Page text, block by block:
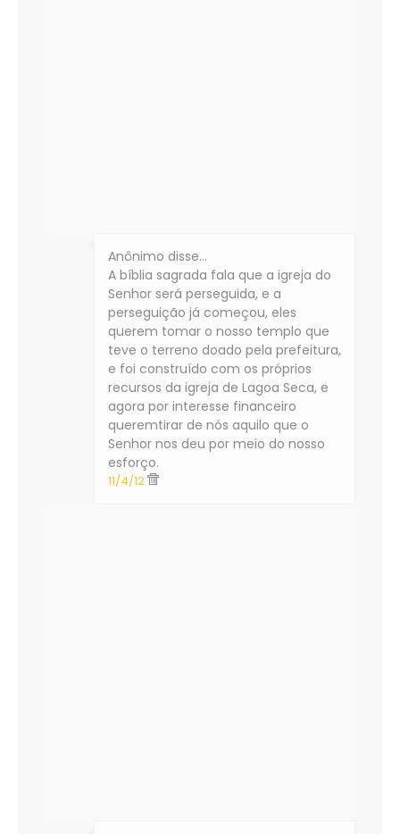
Anônimo disse…
A bíblia sagrada fala que a igreja do
Senhor será perseguida, e a
perseguição já começou, eles
querem tomar o nosso templo que
teve o terreno doado pela prefeitura,
e foi construído com os próprios
recursos da igreja de Lagoa Seca, e
agora por interesse financeiro
queremtirar de nós aquilo que o
Senhor nos deu por meio do nosso
esforço.
11/4/12